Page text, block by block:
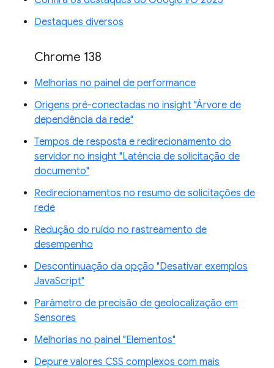
Destaques diversos
Chrome 138
Melhorias no painel de performance
Origens pré-conectadas no insight "Árvore de
dependência da rede"
Tempos de resposta e redirecionamento do
servidor no insight "Latência de solicitação de
documento"
Redirecionamentos no resumo de solicitações de
rede
Redução do ruído no rastreamento de
desempenho
Descontinuação da opção "Desativar exemplos
JavaScript"
Parâmetro de precisão de geolocalização em
Sensores
Melhorias no painel "Elementos"
Depure valores CSS complexos com mais